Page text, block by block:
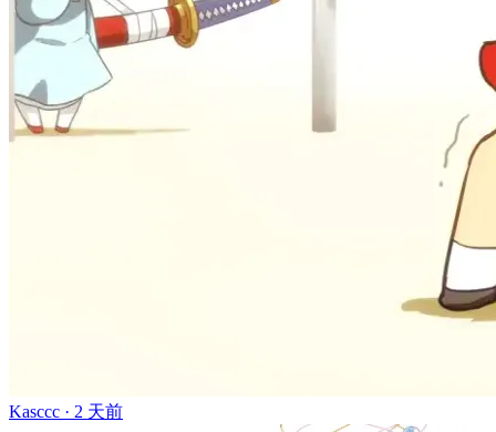
Kasccc · 2 天前